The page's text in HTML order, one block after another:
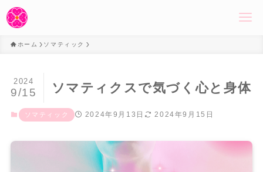
ホーム ソマティック
ソマティクスで気づく心と身体
2024
9/15
ソマティック 2024年9月13日 2024年9月15日